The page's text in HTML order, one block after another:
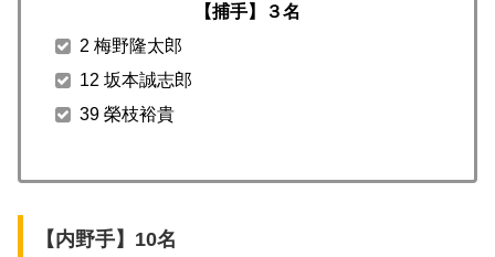
【捕手】３名
2 梅野隆太郎
12 坂本誠志郎
39 榮枝裕貴
【内野手】10名